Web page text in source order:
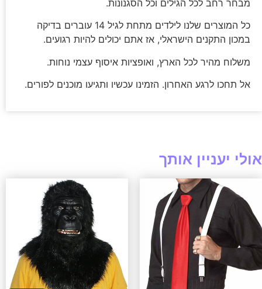
מבחר רחב לכל הגילים וכל הסגנונות.
כל המוצרים שלנו לילדים מתחת לגיל 14 עוברים בדיקה
במכון התקנים הישראלי, אז אתם יכולים להיות רגועים.
משלוח מהיר לכל הארץ, ואופציות איסוף עצמי נוחות.
אל תחכו לרגע האחרון. הזמינו עכשיו ותגיעו מוכנים לפורים.
אולי יעניין אותך